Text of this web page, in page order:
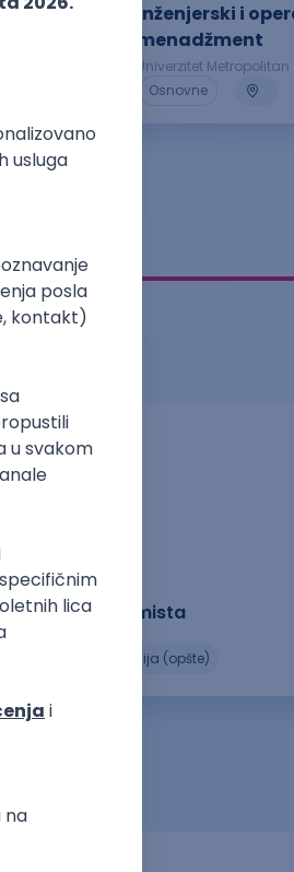
Inženjerski i
menadžment
Univerzitet Metropolitan
Osnovne
Ekonomista
ekonomija (opšte)